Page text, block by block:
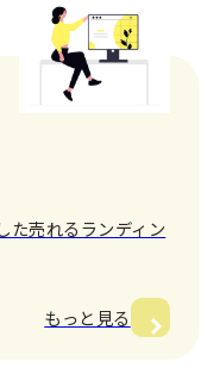
た売れるランディン
もっと見る